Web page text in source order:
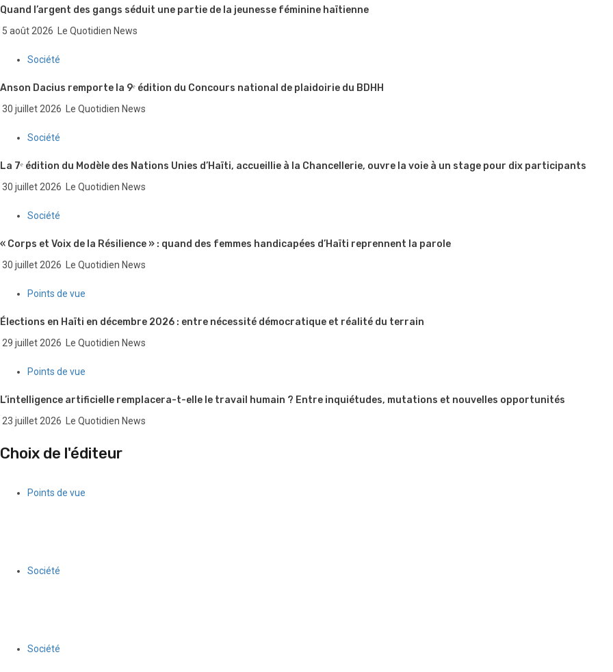
Quand l’argent des gangs séduit une partie de la jeunesse féminine haïtienne
5 août 2026 Le Quotidien News
Société
Anson Dacius remporte la 9ᵉ édition du Concours national de plaidoirie du BDHH
30 juillet 2026 Le Quotidien News
Société
La 7ᵉ édition du Modèle des Nations Unies d’Haïti, accueillie à la Chancellerie, ouvre la voie à un stage pour dix participants
30 juillet 2026 Le Quotidien News
Société
« Corps et Voix de la Résilience » : quand des femmes handicapées d’Haïti reprennent la parole
30 juillet 2026 Le Quotidien News
Points de vue
Élections en Haïti en décembre 2026 : entre nécessité démocratique et réalité du terrain
29 juillet 2026 Le Quotidien News
Points de vue
L’intelligence artificielle remplacera-t-elle le travail humain ? Entre inquiétudes, mutations et nouvelles opportunités
23 juillet 2026 Le Quotidien News
Choix de l'éditeur
Points de vue
Société
Société